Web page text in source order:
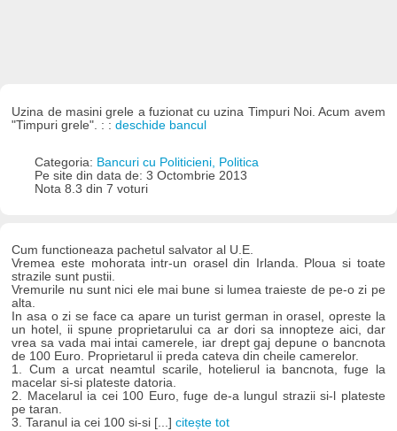
Uzina de masini grele a fuzionat cu uzina Timpuri Noi. Acum avem
"Timpuri grele". : :deschide bancul
Categoria: Bancuri cu Politicieni, Politica
Pe site din data de: 3 Octombrie 2013
Nota 8.3 din 7 voturi
Cum functioneaza pachetul salvator al U.E.
Vremea este mohorata intr-un orasel din Irlanda. Ploua si toate
strazile sunt pustii.
Vremurile nu sunt nici ele mai bune si lumea traieste de pe-o zi pe
alta.
In asa o zi se face ca apare un turist german in orasel, opreste la
un hotel, ii spune proprietarului ca ar dori sa innopteze aici, dar
vrea sa vada mai intai camerele, iar drept gaj depune o bancnota
de 100 Euro. Proprietarul ii preda cateva din cheile camerelor.
1. Cum a urcat neamtul scarile, hotelierul ia bancnota, fuge la
macelar si-si plateste datoria.
2. Macelarul ia cei 100 Euro, fuge de-a lungul strazii si-l plateste
pe taran.
3. Taranul ia cei 100 si-si [...]citește tot